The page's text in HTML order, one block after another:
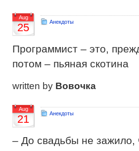
Aug
25 Анекдоты
Программист – это,
потом – пьяная скотина
written by Вовочка
Aug
21 Анекдоты
– До свадьбы не зажило,